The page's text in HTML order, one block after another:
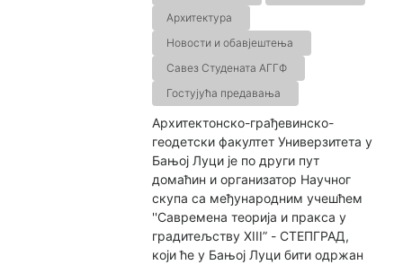
Архитектура
Новости и обавјештења
Савез Студената АГГФ
Гостујућа предавања
Архитектонско-грађевинско-
геодетски факултет Универзитета у
Бањој Луци је по други пут
домаћин и организатор Научног
скупа са међународним учешћем
''Савремена теорија и пракса у
градитељству XIII” - СТЕПГРАД,
који ће у Бањој Луци бити одржан